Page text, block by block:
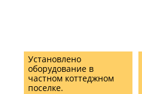
Установлено
оборудование в
частном коттеджном
поселке.